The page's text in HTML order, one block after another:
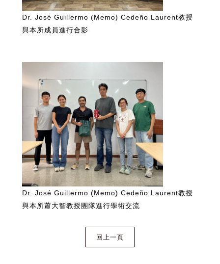
Dr. José Guillermo (Memo) Cedeño Laurent教授
與本所成員進行合影
Dr. José Guillermo (Memo) Cedeño Laurent教授
與本所蕭大智教授團隊進行學術交流